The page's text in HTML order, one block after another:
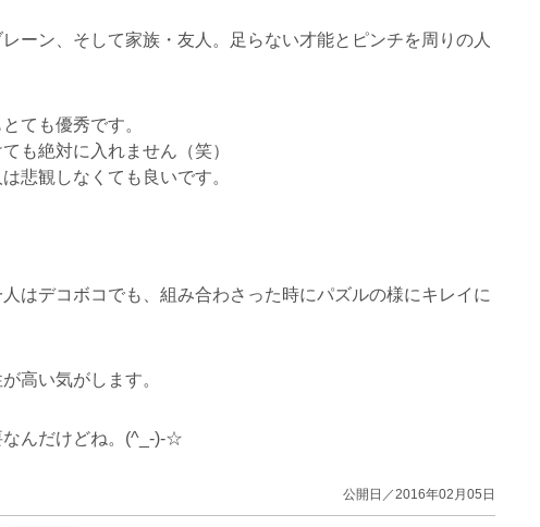
ーン、そして家族・友人。足らない才能とピンチを周りの人
ても優秀です。
も絶対に入れません（笑）
悲観しなくても良いです。
はデコボコでも、組み合わさった時にパズルの様にキレイに
高い気がします。
なんだけどね。(^_-)-☆
公開日／2016年02月05日